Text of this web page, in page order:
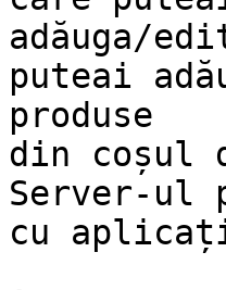
adăuga/
puteai
produse
din coșul
Server-ul
cu